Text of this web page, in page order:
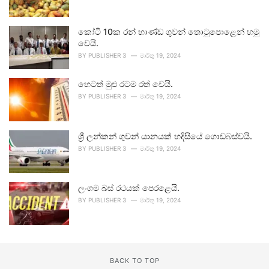
කෝටි 10ක රන් භාණ්ඩ ගුවන් තොටුපොළෙන් හමු
වෙයි.
BY PUBLISHER 3 මාර්තු 19, 2024
හෙටත් මුළු රටම රත් වෙයි.
BY PUBLISHER 3 මාර්තු 19, 2024
ශ්‍රී ලන්කන් ගුවන් යානයක් හදිසියේ ගොඩබස්වයි.
BY PUBLISHER 3 මාර්තු 19, 2024
ලංගම බස් රථයක් පෙරළෙයි.
BY PUBLISHER 3 මාර්තු 19, 2024
BACK TO TOP